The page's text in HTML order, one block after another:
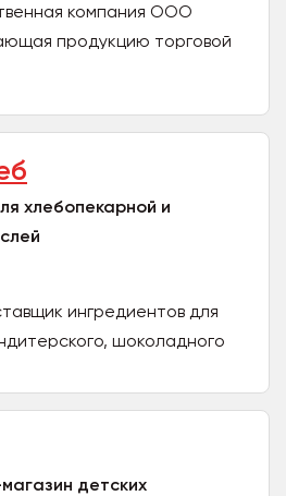
компания ООО
продукцию торговой
хлебопекарной и
ингредиентов для
шоколадного
детских